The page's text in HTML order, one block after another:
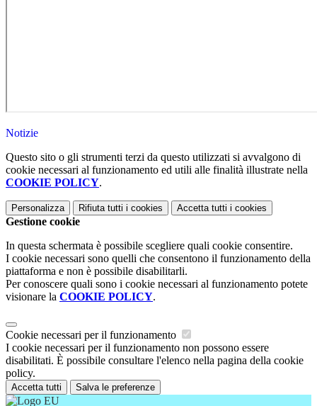
Notizie
Questo sito o gli strumenti terzi da questo utilizzati si avvalgono di
cookie necessari al funzionamento ed utili alle finalità illustrate nella
COOKIE POLICY.
Personalizza Rifiuta tutti i cookies Accetta tutti i cookies
Gestione cookie
In questa schermata è possibile scegliere quali cookie consentire.
I cookie necessari sono quelli che consentono il funzionamento della
piattaforma e non è possibile disabilitarli.
Per conoscere quali sono i cookie necessari al funzionamento potete
visionare la COOKIE POLICY.
Cookie necessari per il funzionamento
I cookie necessari per il funzionamento non possono essere
disabilitati. È possibile consultare l'elenco nella pagina della cookie
policy.
Accetta tutti Salva le preferenze